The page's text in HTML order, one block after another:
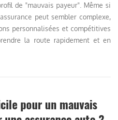
de "mauvais payeur". Même si
peut sembler complexe,
personnalisées et compétitives
la route rapidement et en
pour un mauvais